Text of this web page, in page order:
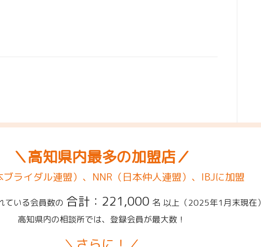
＼高知県内最多の加盟店／
ブライダル連盟）、NNR（日本仲人連盟）、IBJに加盟
ている会員数の 合計：221,000 名 以上 （2025年1月末現在）
高知県内の相談所では、登録会員が最大数！